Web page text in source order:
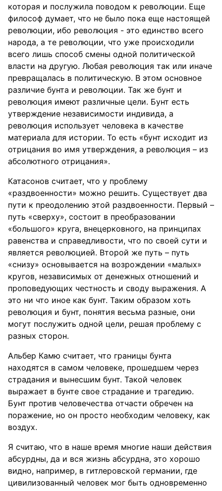
которая и послужила поводом к революции. Еще
философ думает, что не было пока еще настоящей
революции, ибо революция - это единство всего
народа, а те революции, что уже происходили
всего лишь способ смены одной политической
власти на другую. Любая революция так или иначе
превращалась в политическую. В этом основное
различие бунта и революции. Так же бунт и
революция имеют различные цели. Бунт есть
утверждение независимости индивида, а
революция использует человека в качестве
материала для истории. То есть «бунт исходит из
отрицания во имя утверждения, а революция – из
абсолютного отрицания».
Катасонов считает, что у проблему
«раздвоенности» можно решить. Существует два
пути к преодолению этой раздвоенности. Первый –
путь «сверху», состоит в преобразовании
«большого» круга, внецерковного, на принципах
равенства и справедливости, что по своей сути и
является революцией. Второй же путь – путь
«снизу» основывается на возрождении «малых»
кругов, независимых от денежных отношений и
проповедующих честность и своду выражения. А
это ни что иное как бунт. Таким образом хоть
революция и бунт, понятия весьма разные, они
могут послужить одной цели, решая проблему с
разных сторон.
Альбер Камю считает, что границы бунта
находятся в самом человеке, прошедшем через
страдания и вынесшим бунт. Такой человек
выражает в бунте свое страдание и трагедию.
Бунт против человечества отчасти обречен на
поражение, но он просто необходим человеку, как
воздух.
Я считаю, что в наше время многие наши действия
абсурдны, да и вся жизнь абсурдна, это хорошо
видно, например, в гитлеровской германии, где
цивилизованный человек мог быть одновременно